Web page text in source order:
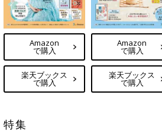
Amazon
で購入
楽天ブックス
で購入
Amazon
で購入
楽天ブックス
で購入
特集